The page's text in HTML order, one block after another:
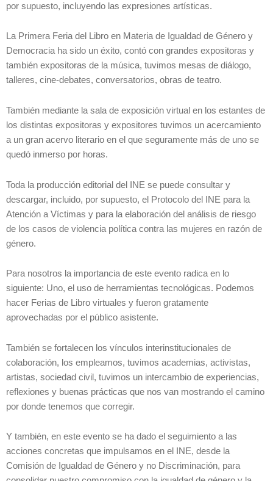
por supuesto, incluyendo las expresiones artísticas.
La Primera Feria del Libro en Materia de Igualdad de Género y
Democracia ha sido un éxito, contó con grandes expositoras y
también expositoras de la música, tuvimos mesas de diálogo,
talleres, cine-debates, conversatorios, obras de teatro.
También mediante la sala de exposición virtual en los estantes de
los distintas expositoras y expositores tuvimos un acercamiento
a un gran acervo literario en el que seguramente más de uno se
quedó inmerso por horas.
Toda la producción editorial del INE se puede consultar y
descargar, incluido, por supuesto, el Protocolo del INE para la
Atención a Víctimas y para la elaboración del análisis de riesgo
de los casos de violencia política contra las mujeres en razón de
género.
Para nosotros la importancia de este evento radica en lo
siguiente: Uno, el uso de herramientas tecnológicas. Podemos
hacer Ferias de Libro virtuales y fueron gratamente
aprovechadas por el público asistente.
También se fortalecen los vínculos interinstitucionales de
colaboración, los empleamos, tuvimos academias, activistas,
artistas, sociedad civil, tuvimos un intercambio de experiencias,
reflexiones y buenas prácticas que nos van mostrando el camino
por donde tenemos que corregir.
Y también, en este evento se ha dado el seguimiento a las
acciones concretas que impulsamos en el INE, desde la
Comisión de Igualdad de Género y no Discriminación, para